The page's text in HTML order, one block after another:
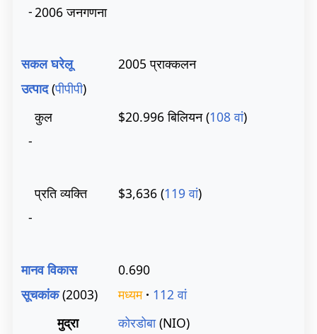
-2006 जनगणना
सकल घरेलू
उत्पाद(पीपीपी)
2005 प्राक्कलन
-
कुल $20.996 बिलियन (108 वां)
-
प्रति व्यक्ति $3,636 (119 वां)
मानव विकास
सूचकांक(2003)
0.690
मध्यम · 112 वां
मुद्रा
कोरडोबा(NIO)